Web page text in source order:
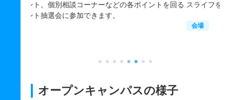
スライフを送っているか、リアルな声を聞いてみよう。
オープンキャンパスの様子